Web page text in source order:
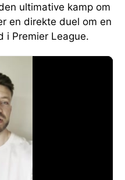
ultimative kamp om
en direkte duel om en
Premier League.